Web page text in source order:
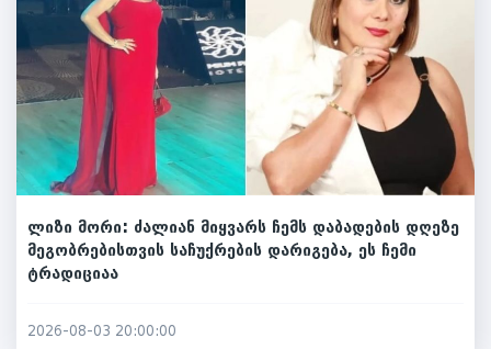
ლიზი მორი: ძალიან მიყვარს ჩემს დაბადების დღეზე
მეგობრებისთვის საჩუქრების დარიგება, ეს ჩემი
ტრადიციაა
2026-08-03 20:00:00